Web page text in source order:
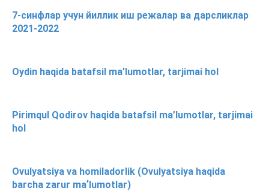
7-синфлар учун йиллик иш режалар ва дарсликлар
2021-2022
Oydin haqida batafsil ma’lumotlar, tarjimai hol
Pirimqul Qodirov haqida batafsil ma’lumotlar, tarjimai
hol
Ovulyatsiya va homiladorlik (Ovulyatsiya haqida
barcha zarur maʼlumotlar)